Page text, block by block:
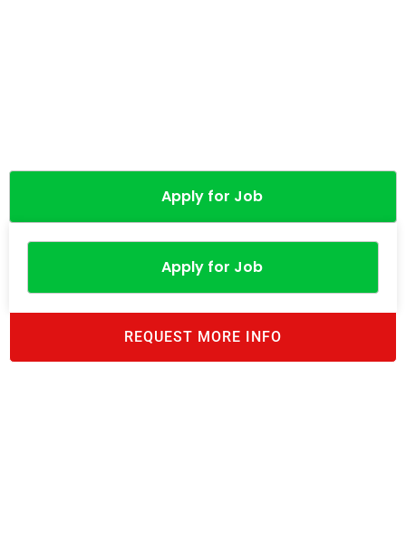
Apply for Job
Apply for Job
REQUEST MORE INFO